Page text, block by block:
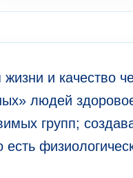
и качество
людей
групп;
есть